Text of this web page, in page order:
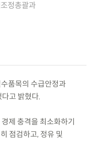
정총괄과
품목의 수급안정과
고 밝혔다.
제 충격을 최소화하기
점검하고, 정유 및